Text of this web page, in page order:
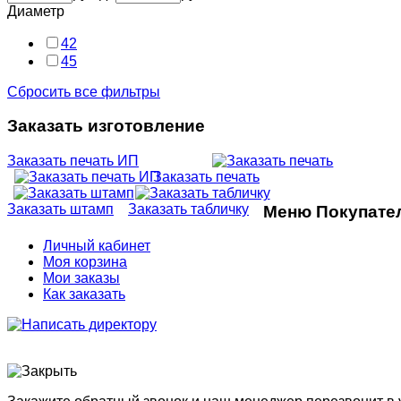
Диаметр
42
45
Сбросить все фильтры
Заказать изготовление
Заказать печать ИП
Заказать печать
Заказать штамп Заказать табличку Меню
Личный кабинет
Моя корзина
Мои заказы
Как заказать